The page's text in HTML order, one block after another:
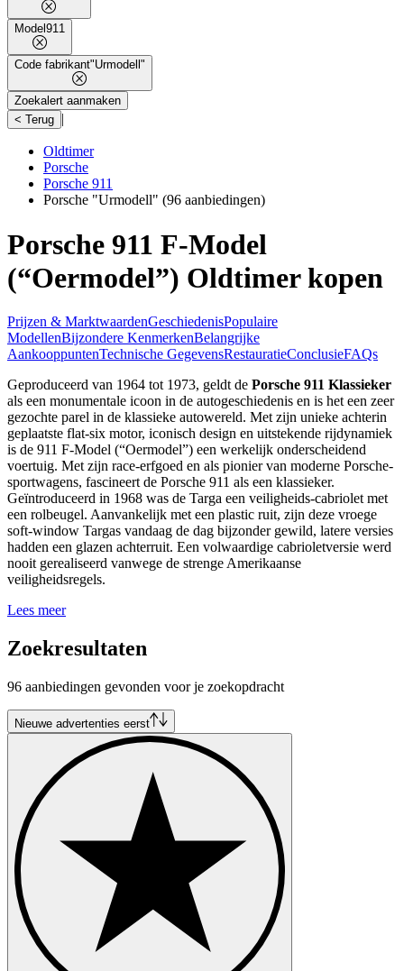
Model 911
Code fabrikant"Urmodell"
Zoekalert aanmaken
< Terug |
Oldtimer
Porsche
Porsche 911
Porsche "Urmodell" (96 aanbiedingen)
Porsche 911 F-Model
(“Oermodel”) Oldtimer kopen
Prijzen & MarktwaardenGeschiedenisPopulaire
ModellenBijzondere KenmerkenBelangrijke
AankooppuntenTechnische GegevensRestauratieConclusieFAQs
Geproduceerd van 1964 tot 1973, geldt de Porsche 911 Klassieker
als een monumentale icoon in de autogeschiedenis en is het een zeer
gezochte parel in de klassieke autowereld. Met zijn unieke achterin
geplaatste flat-six motor, iconisch design en uitstekende rijdynamiek
is de 911 F-Model (“Oermodel”) een werkelijk onderscheidend
voertuig. Met zijn race-erfgoed en als pionier van moderne Porsche-
sportwagens, fascineert de Porsche 911 als een klassieker.
Geïntroduceerd in 1968 was de Targa een veiligheids-cabriolet met
een rolbeugel. Aanvankelijk met een plastic ruit, zijn deze vroege
soft-window Targas vandaag de dag bijzonder gewild, latere versies
hadden een glazen achterruit. Een volwaardige cabrioletversie werd
nooit gerealiseerd vanwege de strenge Amerikaanse
veiligheidsregels.
Lees meer
Zoekresultaten
96 aanbiedingen gevonden voor je zoekopdracht
Nieuwe advertenties eerst